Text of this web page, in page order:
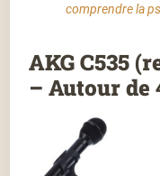
comprendre la
AKG C535
– Autour de